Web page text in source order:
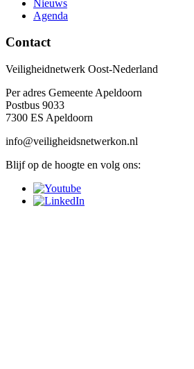
Nieuws
Agenda
Contact
Veiligheidnetwerk Oost-Nederland
Per adres Gemeente Apeldoorn
Postbus 9033
7300 ES Apeldoorn
info@veiligheidsnetwerkon.nl
Blijf op de hoogte en volg ons: